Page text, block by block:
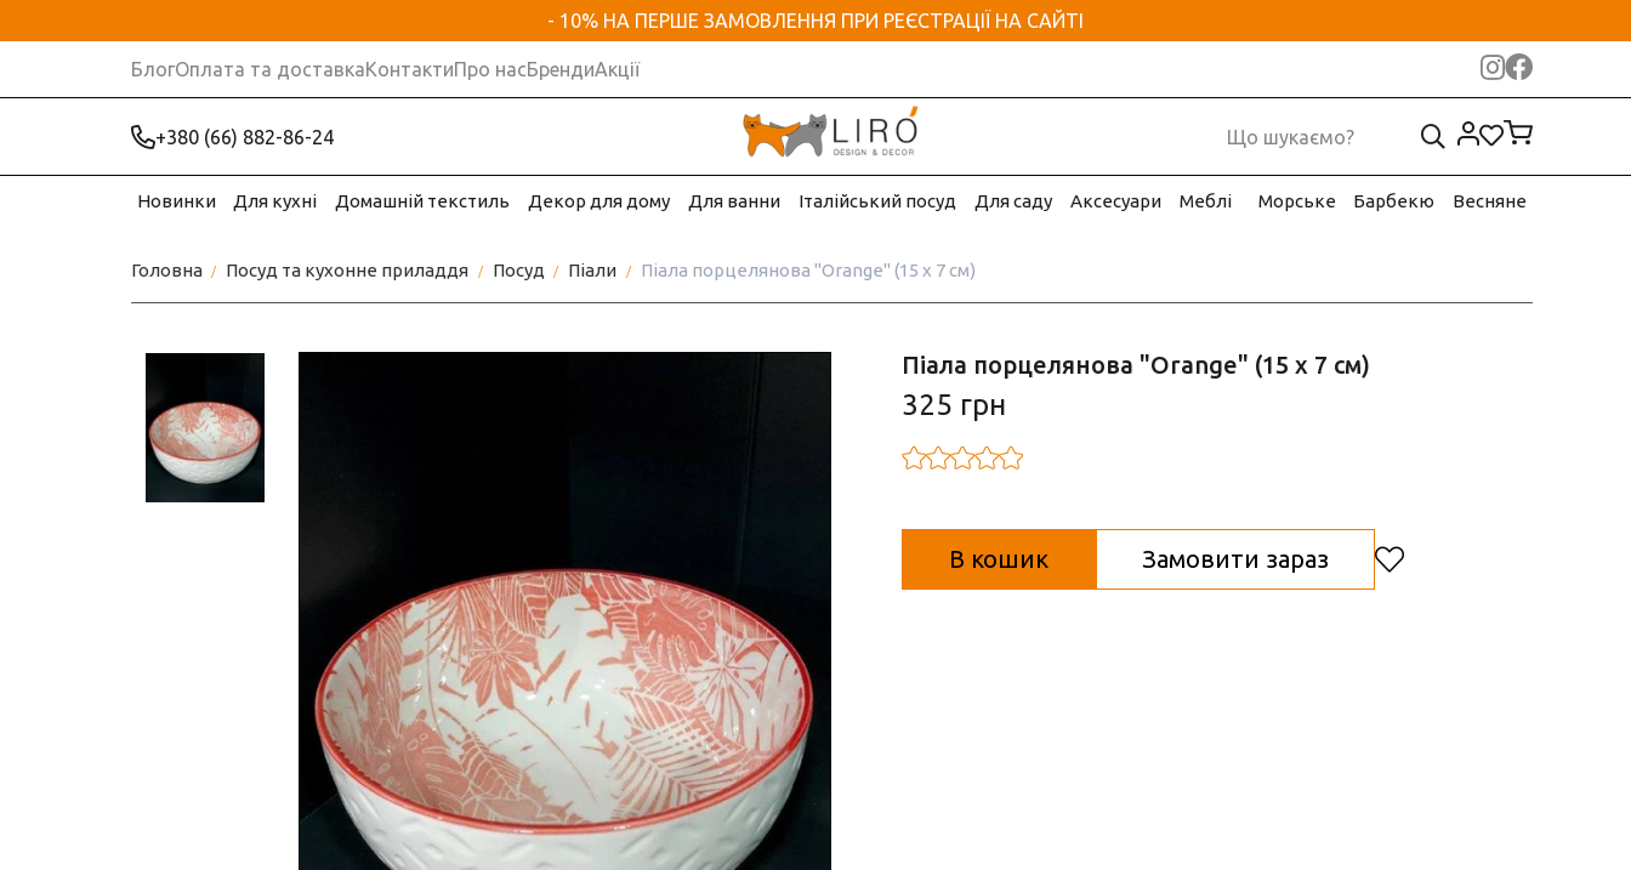
- 10% НА ПЕРШЕ ЗАМОВЛЕННЯ ПРИ РЕЄСТРАЦІЇ НА САЙТІ
БлогОплата та доставкаКонтактиПро насБрендиАкції
+380 (66) 882-86-24
Новинки Для кухні Домашній текстиль Декор для дому Для ванни Італійський посуд Для саду Аксесуари Меблі Морське Барбекю Весняне
Головна Посуд та кухонне приладдя Посуд Піали Піала порцелянова "Orange" (15 х 7 см)
Піала порцелянова "Orange" (15 х 7 см)
325 грн
В кошик Замовити зараз